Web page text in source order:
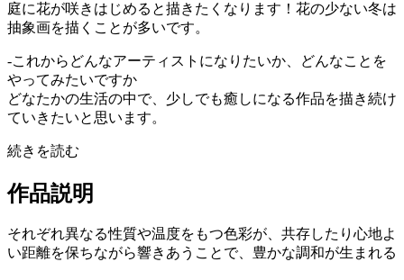
庭に花が咲きはじめると描きたくなります！花の少ない冬は
抽象画を描くことが多いです。
-これからどんなアーティストになりたいか、どんなことを
やってみたいですか
どなたかの生活の中で、少しでも癒しになる作品を描き続け
ていきたいと思います。
続きを読む
作品説明
それぞれ異なる性質や温度をもつ色彩が、共存したり心地よ
い距離を保ちながら響きあうことで、豊かな調和が生まれる